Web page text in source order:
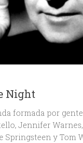
Night
formada por
Jennifer
Springsteen y Tom